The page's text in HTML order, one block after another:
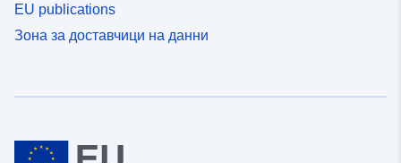
EU publications
Зона за доставчици на данни